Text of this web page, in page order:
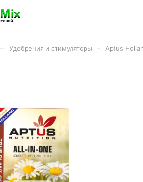
Удобрения и стимуляторы Aptus